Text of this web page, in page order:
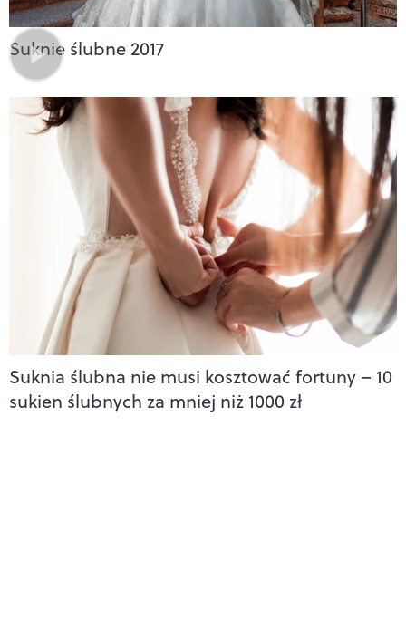
Suknie ślubne 2017
Suknia ślubna nie musi kosztować fortuny – 10
sukien ślubnych za mniej niż 1000 zł